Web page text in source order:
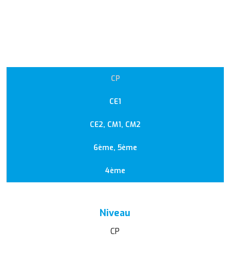
CP
CE1
CE2, CM1, CM2
6ème, 5ème
4ème
Niveau
CP